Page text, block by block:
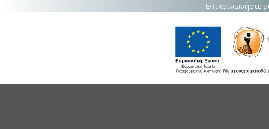
Επικοινωνήστε